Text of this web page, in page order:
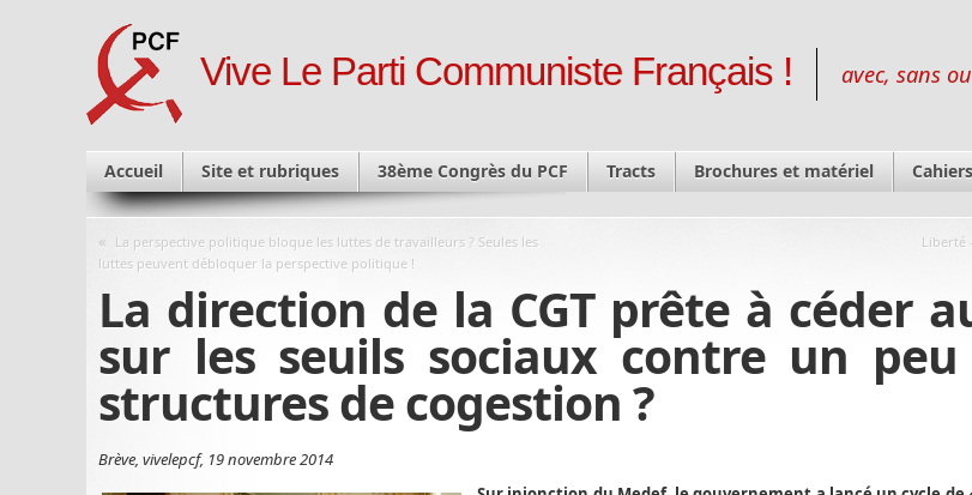
Vive Le Parti Communiste Français ! avec, sans
Accueil Site et rubriques 38ème Congrès du PCF Tracts Brochures et matériel
« La perspective politique bloque les luttes de travailleurs ? Seules les
luttes peuvent débloquer la perspective politique !
Liberté
La direction de la CGT prête à céder
sur les seuils sociaux contre un
structures de cogestion ?
Brève, vivelepcf, 19 novembre 2014